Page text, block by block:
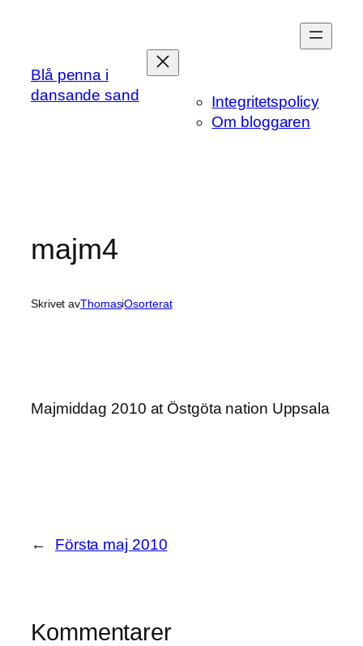
Blå penna i
dansande sand
Integritetspolicy
Om bloggaren
majm4
Skrivet avThomasiOsorterat
Majmiddag 2010 at Östgöta nation Uppsala
← Första maj 2010
Kommentarer